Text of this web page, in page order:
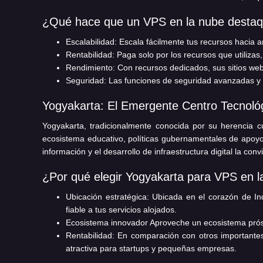
¿Qué hace que un VPS en la nube
Escalabilidad: Escala fácilmente tus recursos hacia
Rentabilidad: Paga solo por los recursos que
Rendimiento: Con recursos dedicados, sus sitios
Seguridad: Las funciones de seguridad avanzadas
Yogyakarta: El Emergente Centro
Yogyakarta, tradicionalmente conocida por su herencia
ecosistema educativo, políticas gubernamentales de
información y el desarrollo de infraestructura digital la
¿Por qué elegir Yogyakarta para VPS en
Ubicación estratégica: Ubicada en el corazón de
fiable a tus servicios alojados.
Ecosistema innovadorAproveche un ecosistema
Rentabilidad: En comparación con otros
atractiva para startups y pequeñas empresas.